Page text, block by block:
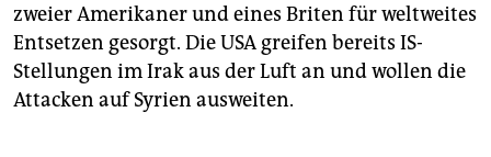
zweier Amerikaner und eines Briten für weltweites
Entsetzen gesorgt. Die USA greifen bereits IS-
Stellungen im Irak aus der Luft an und wollen die
Attacken auf Syrien ausweiten.